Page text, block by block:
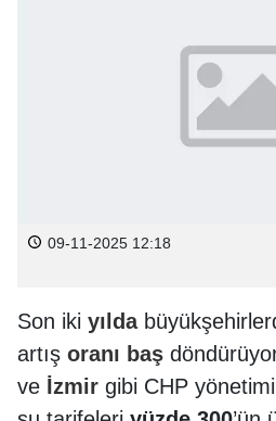
09-11-2025 12:18
Son iki yılda
artış oranı baş
ve İzmir gibi CHP